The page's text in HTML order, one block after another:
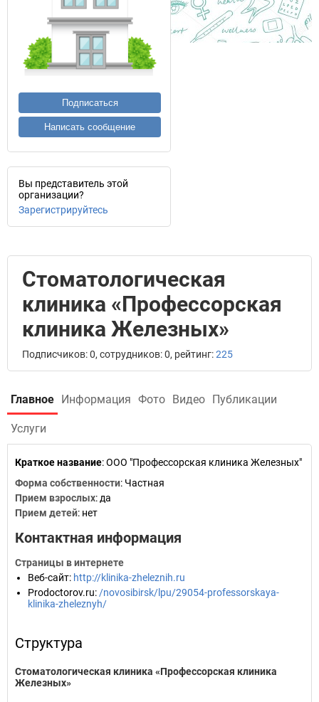
Подписаться
Написать сообщение
Вы представитель этой
организации?
Зарегистрируйтесь
Стоматологическая
клиника «Профессорская
клиника Железных»
Подписчиков: 0, сотрудников: 0, рейтинг:225
Главное Информация Фото Видео Публикации
Услуги
Краткое название:ООО "Профессорская клиника Железных"
Форма собственности: Частная
Прием взрослых: да
Прием детей: нет
Контактная информация
Страницы в интернете
Веб-сайт: http://klinika-zheleznih.ru
Prodoctorov.ru: /novosibirsk/lpu/29054-professorskaya-
klinika-zheleznyh/
Структура
Стоматологическая клиника «Профессорская клиника
Железных»